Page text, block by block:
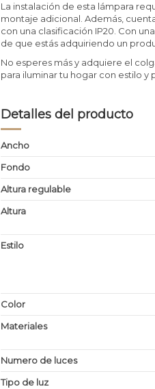
La instalación de esta lámpara
montaje adicional. Además,
con una clasificación IP20. Con
de que estás adquiriendo un
No esperes más y adquiere el
para iluminar tu hogar con estilo y
Detalles del producto
Ancho
Fondo
Altura regulable
Altura
Estilo
Color
Materiales
Numero de luces
Tipo de luz